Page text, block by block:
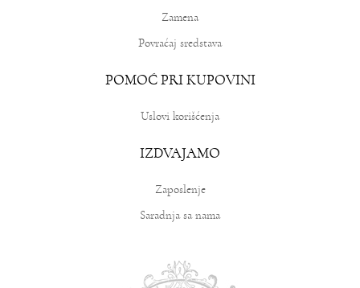
Zamena
Povraćaj sredstava
POMOĆ PRI KUPOVINI
Uslovi korišćenja
IZDVAJAMO
Zaposlenje
Saradnja sa nama